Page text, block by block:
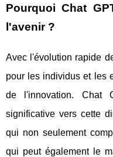
Pourquoi Chat
l'avenir ?
Avec l'évolution rapide
pour les individus et les
de l'innovation. Chat
significative vers cette
qui non seulement
qui peut également le